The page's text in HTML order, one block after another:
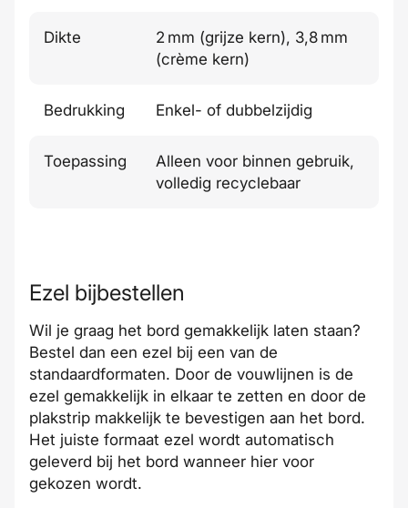
Dikte
2 mm (grijze kern), 3,8 mm
(crème kern)
Bedrukking Enkel- of dubbelzijdig
Toepassing
Alleen voor binnen gebruik,
volledig recyclebaar
Ezel bijbestellen
Wil je graag het bord gemakkelijk laten staan?
Bestel dan een ezel bij een van de
standaardformaten. Door de vouwlijnen is de
ezel gemakkelijk in elkaar te zetten en door de
plakstrip makkelijk te bevestigen aan het bord.
Het juiste formaat ezel wordt automatisch
geleverd bij het bord wanneer hier voor
gekozen wordt.